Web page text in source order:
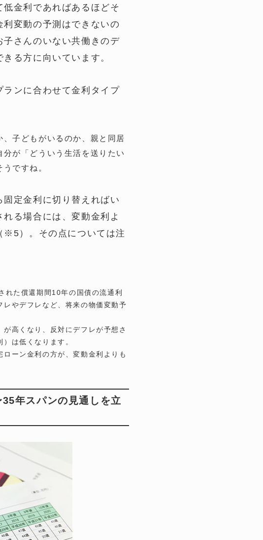
金利であればあるほどそ
変動の予測はできないの
さんのいない共働きのデ
る方に向いています。
ンに合わせて金利タイプ
子どもがいるのか、親と同居
が「どういう生活を送りたい
ですね。
定金利に切り替えればい
る場合には、変動金利よ
※5）。その点については注
れた償還期間10年の国債の流通利
やデフレなど、将来の物価変動予
高くなり、反対にデフレが予想さ
は低くなります。
ーン金利の方が、変動金利よりも
年スパンの見通しを立